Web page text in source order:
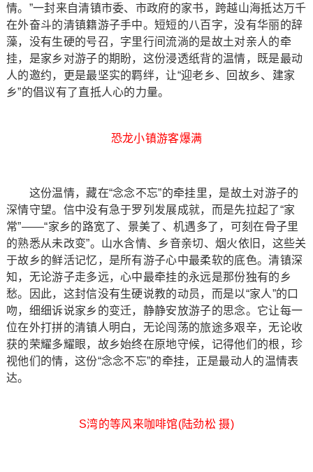
情。”一封来自清镇市委、市政府的家书，跨越山海抵达万千
在外奋斗的清镇籍游子手中。短短的八百字，没有华丽的辞
藻，没有生硬的号召，字里行间流淌的是故土对亲人的牵
挂，是家乡对游子的期盼，这份浸透纸背的温情，既是最动
人的邀约，更是最坚实的羁绊，让“迎老乡、回故乡、建家
乡”的倡议有了直抵人心的力量。
恐龙小镇游客爆满
这份温情，藏在“念念不忘”的牵挂里，是故土对游子的
深情守望。信中没有急于罗列发展成就，而是先拉起了“家
常”——“家乡的路宽了、景美了、机遇多了，可刻在骨子里
的熟悉从未改变”。山水含情、乡音亲切、烟火依旧，这些关
于故乡的鲜活记忆，是所有游子心中最柔软的底色。清镇深
知，无论游子走多远，心中最牵挂的永远是那份独有的乡
愁。因此，这封信没有生硬说教的动员，而是以“家人”的口
吻，细细诉说家乡的变迁，静静安放游子的思念。它让每一
位在外打拼的清镇人明白，无论闯荡的旅途多艰辛，无论收
获的荣耀多耀眼，故乡始终在原地守候，记得他们的根，珍
视他们的情，这份“念念不忘”的牵挂，正是最动人的温情表
达。
S湾的等风来咖啡馆(陆劲松 摄)